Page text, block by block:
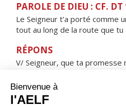
PAROLE DE DIEU : CF.
Le Seigneur t’a porté comme
tout au long de la route que tu
RÉPONS
V/ Seigneur, que ta promesse
ne déçois pas mon attente.